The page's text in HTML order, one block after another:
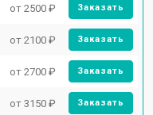
от 2500 ₽ Заказать
от 2100 ₽ Заказать
от 2700 ₽ Заказать
от 3150 ₽ Заказать